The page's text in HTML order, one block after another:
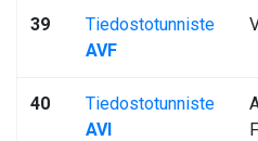
39
Tiedostotunniste
AVF
40
Tiedostotunniste
AVI